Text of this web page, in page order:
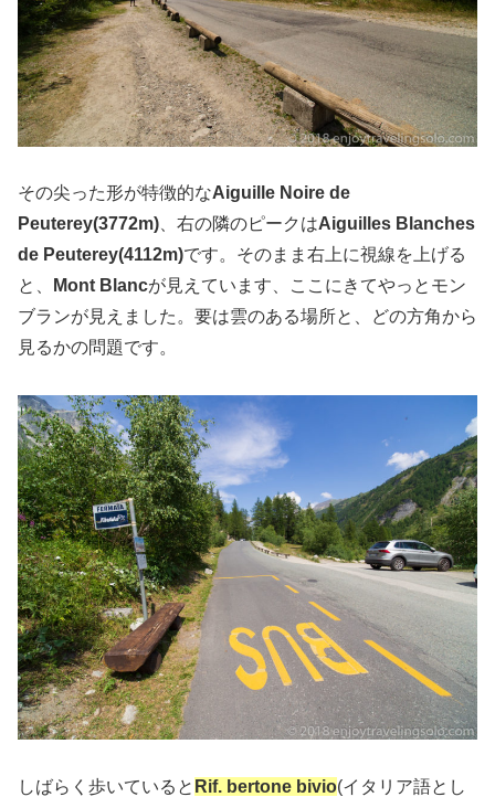
その尖った形が特徴的なAiguille Noire de
Peuterey(3772m) 、右の隣のピークはAiguilles Blanches
de Peuterey(4112m)です。そのまま右上に視線を上げる
と、
Mont Blancが見えています、ここにきてやっとモン
ブランが見えました。要は雲のある場所と、どの方角から
見るかの問題です。
しばらく歩いていると Rif. bertone bivio(イタリア語とし